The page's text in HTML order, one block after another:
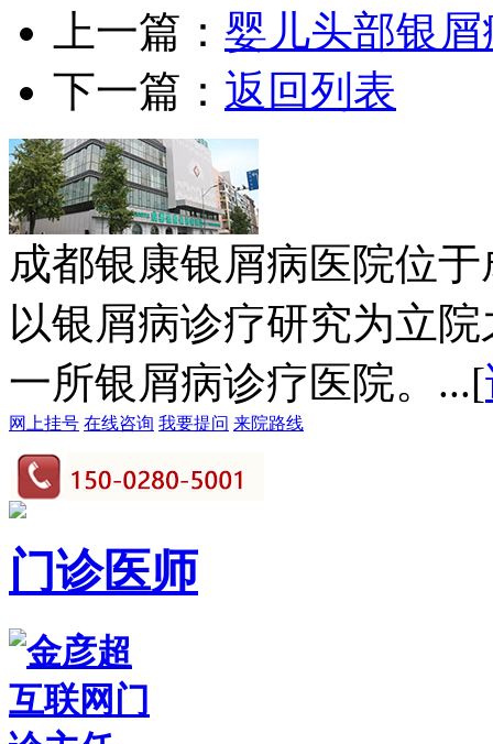
上一篇： 婴儿头部银
下一篇： 返回列表
成都银康银屑病医院位
以银屑病诊疗研究为立
一所银屑病诊疗医院。...[
网上挂号 在线咨询 我要提问 来院路线
门诊医师